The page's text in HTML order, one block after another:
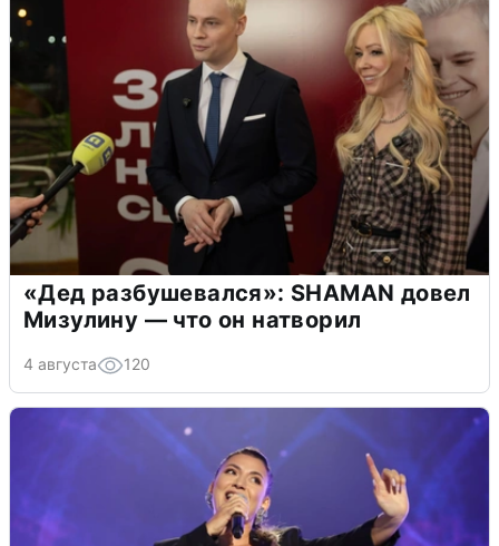
«Дед разбушевался»: SHAMAN довел
Мизулину — что он натворил
4 августа 120